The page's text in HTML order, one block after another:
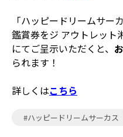
「ハッピードリームサ
鑑賞券をジ アウトレット
にてご呈示いただくと、
られます！
詳しくはこちら
#ハッピードリームサーカス